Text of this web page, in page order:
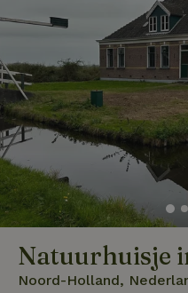
Natuurhuisje
Noord-Holland,